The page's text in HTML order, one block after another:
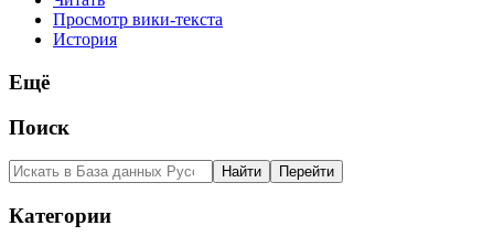
Просмотр вики-текста
История
Ещё
Поиск
Категории